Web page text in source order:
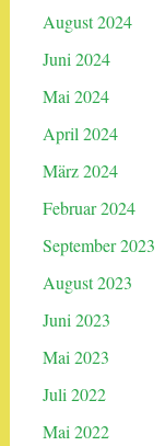
August 2024
Juni 2024
Mai 2024
April 2024
März 2024
Februar 2024
September 2023
August 2023
Juni 2023
Mai 2023
Juli 2022
Mai 2022